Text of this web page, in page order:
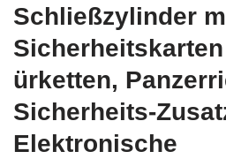
Schließzylinder
ürketten,
Sicherheits-
Elektronische